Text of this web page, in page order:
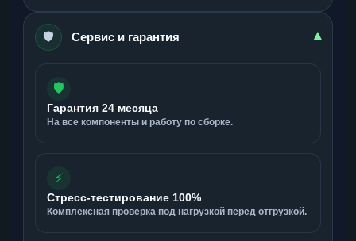
🛡️ Сервис и гарантия ▾
🛡️
Гарантия 24 месяца
На все компоненты и работу по сборке.
⚡
Стресс-тестирование 100%
Комплексная проверка под нагрузкой перед отгрузкой.